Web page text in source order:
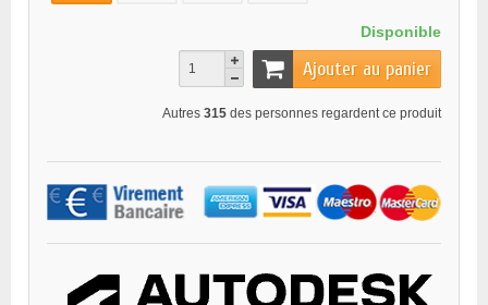
Disponible
Ajouter au panier
Autres 315 des personnes regardent ce produit